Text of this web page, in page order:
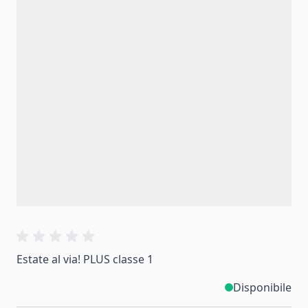
Estate al via! PLUS classe 1
Disponibile